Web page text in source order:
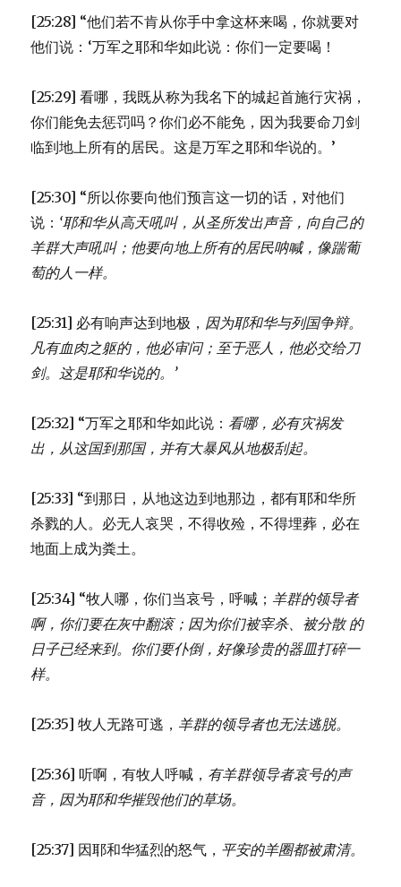
[25:28] “他们若不肯从你手中拿这杯来喝，你就要对
他们说：‘万军之耶和华如此说：你们一定要喝！
[25:29] 看哪，我既从称为我名下的城起首施行灾祸，
你们能免去惩罚吗？你们必不能免，因为我要命刀剑
临到地上所有的居民。这是万军之耶和华说的。’
[25:30] “所以你要向他们预言这一切的话，对他们
说： ‘耶和华从高天吼叫， 从圣所发出声音， 向自己的
羊群大声吼叫； 他要向地上所有的居民呐喊， 像踹葡
萄的人一样。
[25:31] 必有响声达到地极， 因为耶和华与列国争辩。
凡有血肉之躯的，他必审问； 至于恶人，他必交给刀
剑。 这是耶和华说的。’
[25:32] “万军之耶和华如此说： 看哪，必有灾祸发
出，从这国到那国， 并有大暴风从地极刮起。
[25:33] “到那日，从地这边到地那边，都有耶和华所
杀戮的人。必无人哀哭，不得收殓，不得埋葬，必在
地面上成为粪土。
[25:34] “牧人哪，你们当哀号，呼喊； 羊群的领导者
啊，你们要在灰中翻滚； 因为你们被宰杀、被分散 的
日子已经来到。 你们要仆倒，好像珍贵的器皿打碎一
样。
[25:35] 牧人无路可逃， 羊群的领导者也无法逃脱。
[25:36] 听啊，有牧人呼喊， 有羊群领导者哀号的声
音， 因为耶和华摧毁他们的草场。
[25:37] 因耶和华猛烈的怒气， 平安的羊圈都被肃清。